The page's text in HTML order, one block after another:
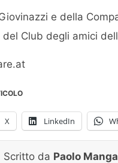
e della
Club degli amici
X LinkedIn
Scritto da Paolo